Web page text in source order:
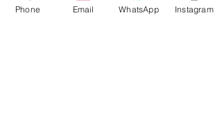
Phone Email WhatsApp Instagram